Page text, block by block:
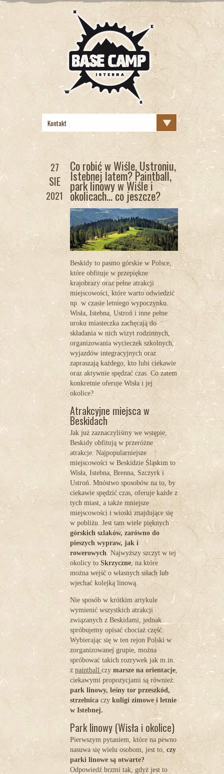
27
SIE
2021
Co robić w Wiśle, Ustroniu,
Istebnej latem? Paintball,
park linowy w Wiśle i
okolicach… co jeszcze?
Beskidy to pasmo górskie w Polsce,
które obfituje w przepiękne
krajobrazy oraz pełne atrakcji
miejscowości, które warto odwiedzić
np. w czasie letniego wypoczynku.
Wisła, Istebna, Ustroń i inne pełne
uroku miasteczka zachęcają do
składania w nich wizyt rodzinnych,
organizowania wycieczek szkolnych,
wyjazdów integracyjnych oraz
zapraszają każdego, kto lubi ciekawie
oraz aktywnie spędzać czas. Co zatem
konkretnie oferuje Wisła i jej
okolice?
Atrakcyjne miejsca w
Beskidach
Jak już zaznaczyliśmy we wstępie,
Beskidy obfitują w przeróżne
atrakcje. Najpopularniejsze
miejscowości w Beskidzie Śląskim to
Wisła, Istebna, Brenna, Szczyrk i
Ustroń. Mnóstwo sposobów na to, by
ciekawie spędzić czas, oferuje każde z
tych miast, a także mniejsze
miejscowości i wioski znajdujące się
w pobliżu. Jest tam wiele pięknych
górskich szlaków, zarówno do
pieszych wypraw, jak i
rowerowych . Najwyższy szczyt w tej
okolicy to Skrzyczne, na które
można wejść o własnych siłach lub
wjechać kolejką linową.
Nie sposób w krótkim artykule
wymienić wszystkich atrakcji
związanych z Beskidami, jednak
spróbujemy opisać chociaż część.
Wybierając się w ten rejon Polski w
zorganizowanej grupie, można
spróbować takich rozrywek jak m.in.
z paintball czy marsze na orientacje
ciekawymi propozycjami są również:
park linowy, leśny tor przeszkód,
strzelnica czykuligi zimowe i letnie
w Istebnej.
Park linowy (Wisła i okolice)
Pierwszym pytaniem, które na pewno
nasuwa się wielu osobom, jest to, czy
parki linowe są otwarte?
Odpowiedź brzmi tak, gdyż jest to